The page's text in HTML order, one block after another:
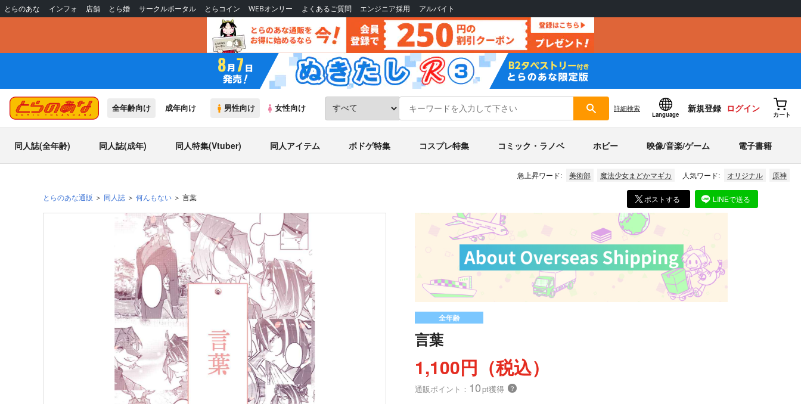
とらのあな インフォ 店舗 とら婚 サークルポータル とらコイン WEBオンリー よくあるご質問 エンジニア採用 アルバイト
全年齢向け 成年向け 男性向け 女性向け 詳細検索
Language
新規登録 ログイン
カート
同人誌(全年齢) 同人誌(成年) 同人特集(Vtuber) 同人アイテム ボドゲ特集 コスプレ特集 コミック・ラノベ ホビー 映像/音楽/ゲーム 電子書籍
急上昇ワード: 美術部 魔法少女まどかマギカ 人気ワード: オリジナル 原神
とらのあな通販 同人誌 何んもない 言葉 ポストする LINEで送る
全年齢
言葉
1,100円（税込）
通販ポイント： 10pt獲得 ？